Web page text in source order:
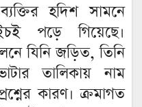
হদিশ সামনে
পড়ে গিয়েছে।
যিনি জড়িত, তিনি
তালিকায় নাম
কারণ। ক্রমাগত